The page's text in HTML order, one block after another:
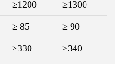
≥1200 ≥1300
≥ 85 ≥ 90
≥330 ≥340